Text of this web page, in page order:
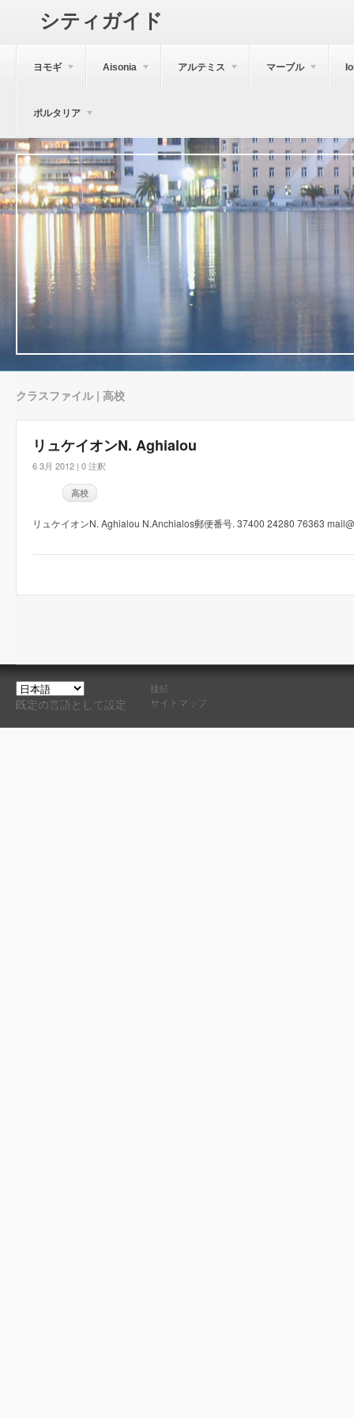
シティガイド
ヨモギ Aisonia アルテミス マーブル
ポルタリア
クラスファイル | 高校
リュケイオンN. Aghialou
6 3月 2012 | 0 注釈
高校
リュケイオンN. Aghialou N.Anchialos郵便番号. 37400 24280 76363
既定の言語として設定
接続
サイトマップ